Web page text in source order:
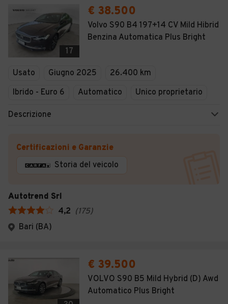
17
€ 38.500
Volvo S90 B4 197+14 CV Mild Hibrid
Benzina Automatica Plus Bright
Usato Giugno 2025
26.400 km
Ibrido - Euro 6
Automatico Unico proprietario
Descrizione
Certificazioni e Garanzie
Storia del veicolo
Autotrend Srl
4,2 (175)
Bari (BA)
€ 39.500
VOLVO S90 B5 Mild Hybrid (D) Awd
Automatico Plus Bright